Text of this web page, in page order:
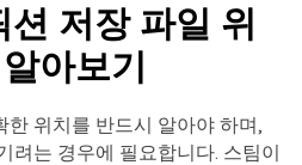
저장 파일 위
아보기
위치를 반드시 알아야 하며,
려는 경우에 필요합니다. 스팀이